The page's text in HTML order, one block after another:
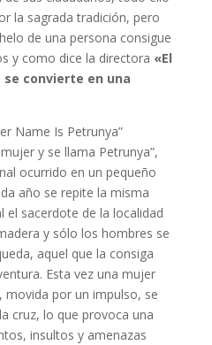
la sagrada tradición, pero
de una persona consigue
y como dice la directora «El
convierte en una
Name Is Petrunya”
y se llama Petrunya”,
ocurrido en un pequeño
año se repite la misma
el sacerdote de la localidad
y sólo los hombres se
aquel que la consiga
Esta vez una mujer
movida por un impulso, se
cruz, lo que provoca una
insultos y amenazas